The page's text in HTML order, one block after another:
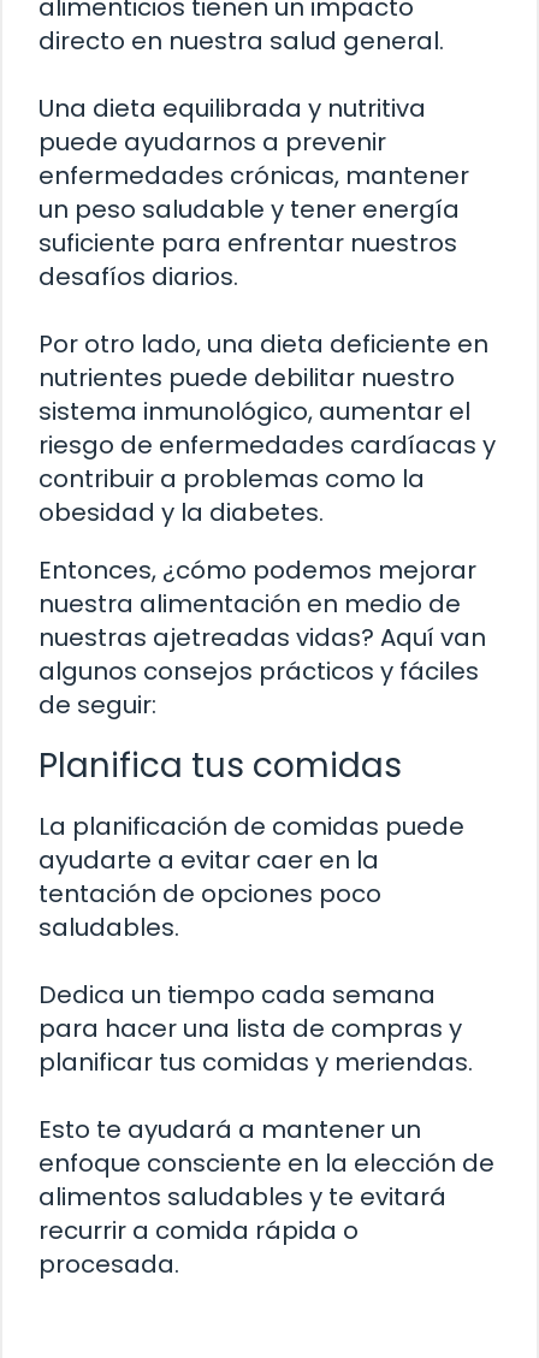
alimenticios tienen un impacto
directo en nuestra salud general.
Una dieta equilibrada y nutritiva
puede ayudarnos a prevenir
enfermedades crónicas, mantener
un peso saludable y tener energía
suficiente para enfrentar nuestros
desafíos diarios.
Por otro lado, una dieta deficiente en
nutrientes puede debilitar nuestro
sistema inmunológico, aumentar el
riesgo de enfermedades cardíacas y
contribuir a problemas como la
obesidad y la diabetes.
Entonces, ¿cómo podemos mejorar
nuestra alimentación en medio de
nuestras ajetreadas vidas? Aquí van
algunos consejos prácticos y fáciles
de seguir:
Planifica tus comidas
La planificación de comidas puede
ayudarte a evitar caer en la
tentación de opciones poco
saludables.
Dedica un tiempo cada semana
para hacer una lista de compras y
planificar tus comidas y meriendas.
Esto te ayudará a mantener un
enfoque consciente en la elección de
alimentos saludables y te evitará
recurrir a comida rápida o
procesada.